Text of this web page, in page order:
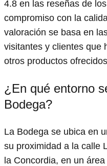
4.8 en las reseñas de
compromiso con la
valoración se basa en
visitantes y clientes que
otros productos
¿En qué entorno
Bodega?
La Bodega se ubica en
su proximidad a la calle
la Concordia, en un